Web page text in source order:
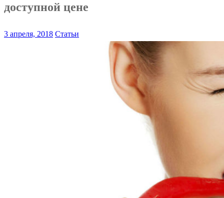
доступной цене
3 апреля, 2018 Статьи